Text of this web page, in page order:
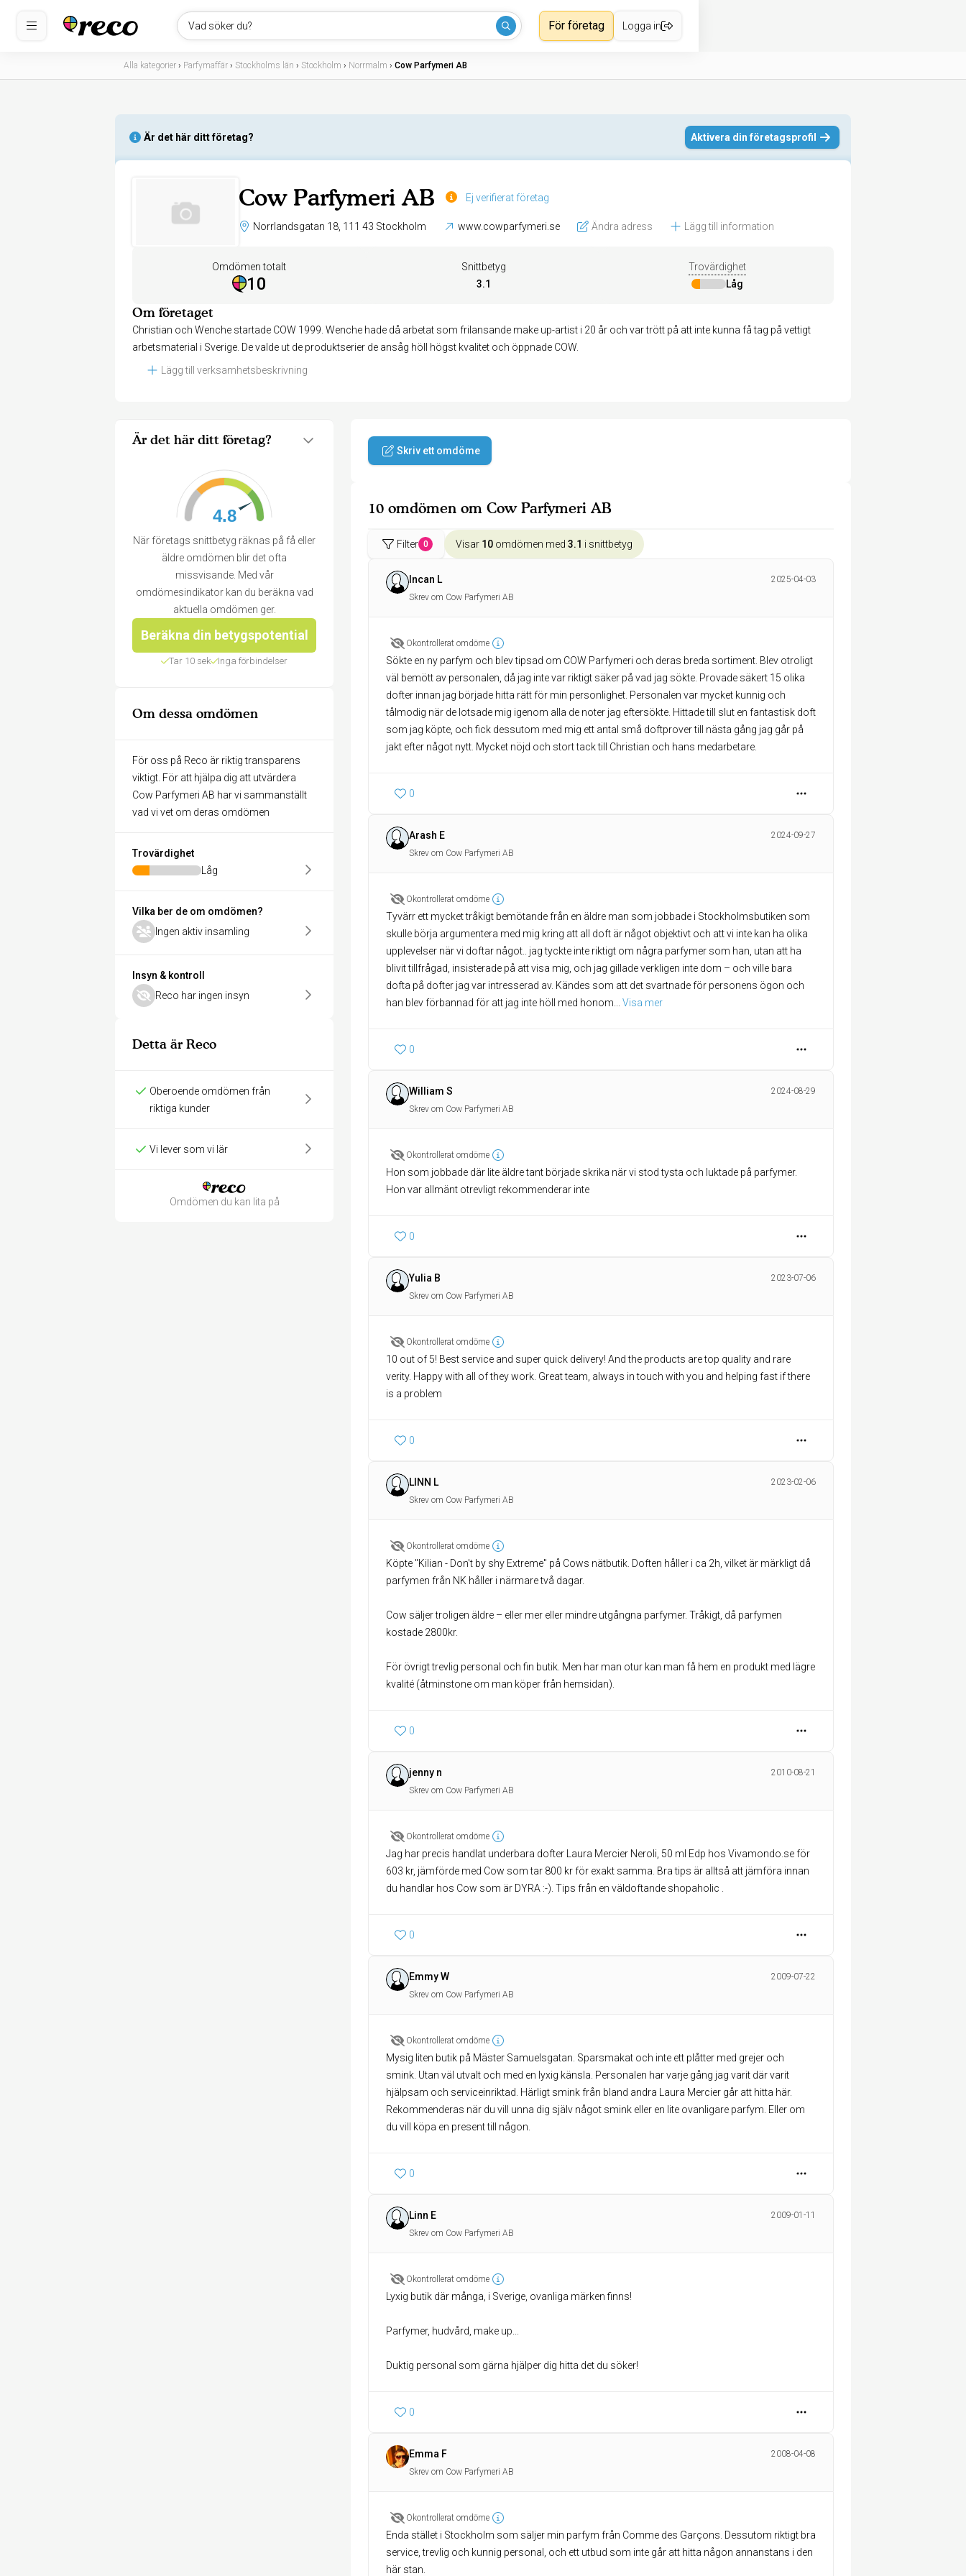
Vad söker du? För företag Logga in
Alla kategorier › Parfymaffär › Stockholms län › Stockholm › Norrmalm › Cow Parfymeri AB
Är det här ditt företag? Aktivera din företagsprofil
Cow Parfymeri AB Ej verifierat företag
Norrlandsgatan 18, 111 43 Stockholm www.cowparfymeri.se Ändra adress Lägg till information
Omdömen totalt
10
Snittbetyg
3.1
Trovärdighet
Låg
Om företaget
Christian och Wenche startade COW 1999. Wenche hade då arbetat som frilansande make up-artist i 20 år och var trött på att inte kunna få tag på vettigt
arbetsmaterial i Sverige. De valde ut de produktserier de ansåg höll högst kvalitet och öppnade COW.
Lägg till verksamhetsbeskrivning
Är det här ditt företag?
4.8
När företags snittbetyg räknas på få eller
äldre omdömen blir det ofta
missvisande. Med vår
omdömesindikator kan du beräkna vad
aktuella omdömen ger.
Beräkna din betygspotential
Tar 10 sek Inga förbindelser
Om dessa omdömen
För oss på Reco är riktig transparens
viktigt. För att hjälpa dig att utvärdera
Cow Parfymeri AB har vi sammanställt
vad vi vet om deras omdömen
Trovärdighet
Låg
Vilka ber de om omdömen?
Ingen aktiv insamling
Insyn & kontroll
Reco har ingen insyn
Detta är Reco
Oberoende omdömen från
riktiga kunder
Vi lever som vi lär
Omdömen du kan lita på
Skriv ett omdöme
10 omdömen om Cow Parfymeri AB
Filter 0 Visar 10 omdömen med 3.1 i snittbetyg
Incan L
2025-04-03
Skrev om Cow Parfymeri AB
Okontrollerat omdöme
Sökte en ny parfym och blev tipsad om COW Parfymeri och deras breda sortiment. Blev otroligt
väl bemött av personalen, då jag inte var riktigt säker på vad jag sökte. Provade säkert 15 olika
dofter innan jag började hitta rätt för min personlighet. Personalen var mycket kunnig och
tålmodig när de lotsade mig igenom alla de noter jag eftersökte. Hittade till slut en fantastisk doft
som jag köpte, och fick dessutom med mig ett antal små doftprover till nästa gång jag går på
jakt efter något nytt. Mycket nöjd och stort tack till Christian och hans medarbetare.
0
Arash E
2024-09-27
Skrev om Cow Parfymeri AB
Okontrollerat omdöme
Tyvärr ett mycket tråkigt bemötande från en äldre man som jobbade i Stockholmsbutiken som
skulle börja argumentera med mig kring att all doft är något objektivt och att vi inte kan ha olika
upplevelser när vi doftar något.. jag tyckte inte riktigt om några parfymer som han, utan att ha
blivit tillfrågad, insisterade på att visa mig, och jag gillade verkligen inte dom – och ville bara
dofta på dofter jag var intresserad av. Kändes som att det svartnade för personens ögon och
han blev förbannad för att jag inte höll med honom
Visa mer
0
William S
2024-08-29
Skrev om Cow Parfymeri AB
Okontrollerat omdöme
Hon som jobbade där lite äldre tant började skrika när vi stod tysta och luktade på parfymer.
Hon var allmänt otrevligt rekommenderar inte
0
Yulia B
2023-07-06
Skrev om Cow Parfymeri AB
Okontrollerat omdöme
10 out of 5! Best service and super quick delivery! And the products are top quality and rare
verity. Happy with all of they work. Great team, always in touch with you and helping fast if there
is a problem
0
LINN L
2023-02-06
Skrev om Cow Parfymeri AB
Okontrollerat omdöme
Köpte "Kilian - Don't by shy Extreme" på Cows nätbutik. Doften håller i ca 2h, vilket är märkligt då
parfymen från NK håller i närmare två dagar.
Cow säljer troligen äldre – eller mer eller mindre utgångna parfymer. Tråkigt, då parfymen
kostade 2800kr.
För övrigt trevlig personal och fin butik. Men har man otur kan man få hem en produkt med lägre
kvalité (åtminstone om man köper från hemsidan).
0
jenny n
2010-08-21
Skrev om Cow Parfymeri AB
Okontrollerat omdöme
Jag har precis handlat underbara dofter Laura Mercier Neroli, 50 ml Edp hos Vivamondo.se för
603 kr, jämförde med Cow som tar 800 kr för exakt samma. Bra tips är alltså att jämföra innan
du handlar hos Cow som är DYRA :-). Tips från en väldoftande shopaholic .
0
Emmy W
2009-07-22
Skrev om Cow Parfymeri AB
Okontrollerat omdöme
Mysig liten butik på Mäster Samuelsgatan. Sparsmakat och inte ett plåtter med grejer och
smink. Utan väl utvalt och med en lyxig känsla. Personalen har varje gång jag varit där varit
hjälpsam och serviceinriktad. Härligt smink från bland andra Laura Mercier går att hitta här.
Rekommenderas när du vill unna dig själv något smink eller en lite ovanligare parfym. Eller om
du vill köpa en present till någon.
0
Linn E
2009-01-11
Skrev om Cow Parfymeri AB
Okontrollerat omdöme
Lyxig butik där många, i Sverige, ovanliga märken finns!
Parfymer, hudvård, make up...
Duktig personal som gärna hjälper dig hitta det du söker!
0
Emma F
2008-04-08
Skrev om Cow Parfymeri AB
Okontrollerat omdöme
Enda stället i Stockholm som säljer min parfym från Comme des Garçons. Dessutom riktigt bra
service, trevlig och kunnig personal, och ett utbud som inte går att hitta någon annanstans i den
här stan.